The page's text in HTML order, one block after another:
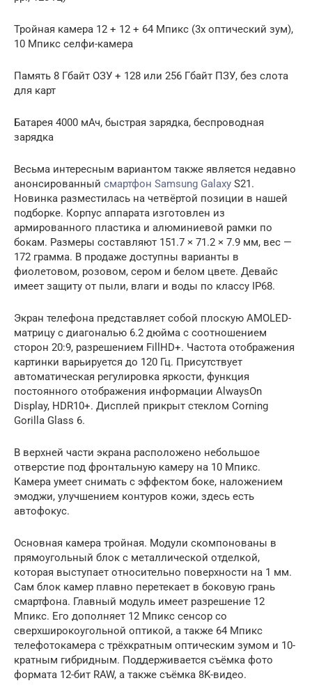
Тройная камера 12 + 12 + 64 Мпикс (3x оптический зум),
10 Мпикс селфи-камера
Память 8 Гбайт ОЗУ + 128 или 256 Гбайт ПЗУ, без слота
для карт
Батарея 4000 мАч, быстрая зарядка, беспроводная
зарядка
Весьма интересным вариантом также является недавно
анонсированный смартфон Samsung Galaxy S21.
Новинка разместилась на четвёртой позиции в нашей
подборке. Корпус аппарата изготовлен из
армированного пластика и алюминиевой рамки по
бокам. Размеры составляют 151.7 × 71.2 × 7.9 мм, вес —
172 грамма. В продаже доступны варианты в
фиолетовом, розовом, сером и белом цвете. Девайс
имеет защиту от пыли, влаги и воды по классу IP68.
Экран телефона представляет собой плоскую AMOLED-
матрицу с диагональю 6.2 дюйма с соотношением
сторон 20:9, разрешением FillHD+. Частота отображения
картинки варьируется до 120 Гц. Присутствует
автоматическая регулировка яркости, функция
постоянного отображения информации AlwaysOn
Display, HDR10+. Дисплей прикрыт стеклом Corning
Gorilla Glass 6.
В верхней части экрана расположено небольшое
отверстие под фронтальную камеру на 10 Мпикс.
Камера умеет снимать с эффектом боке, наложением
эмоджи, улучшением контуров кожи, здесь есть
автофокус.
Основная камера тройная. Модули скомпонованы в
прямоугольный блок с металлической отделкой,
которая выступает относительно поверхности на 1 мм.
Сам блок камер плавно перетекает в боковую грань
смартфона. Главный модуль имеет разрешение 12
Мпикс. Его дополняет 12 Мпикс сенсор со
сверхширокоугольной оптикой, а также 64 Мпикс
телефотокамера с трёхкратным оптическим зумом и 10-
кратным гибридным. Поддерживается съёмка фото
формата 12-бит RAW, а также съёмка 8K-видео.